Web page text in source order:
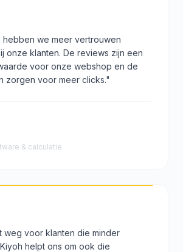
hebben we meer vertrouwen
onze klanten. De reviews zijn een
voor onze webshop en de
zorgen voor meer clicks."
& calculatie
weg voor klanten die minder
helpt ons om ook die